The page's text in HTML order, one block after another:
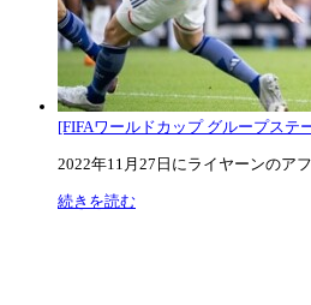
[FIFAワールドカップ グループステ
2022年11月27日にライヤーンのア
続きを読む